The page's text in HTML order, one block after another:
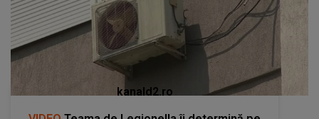
kanald2.ro